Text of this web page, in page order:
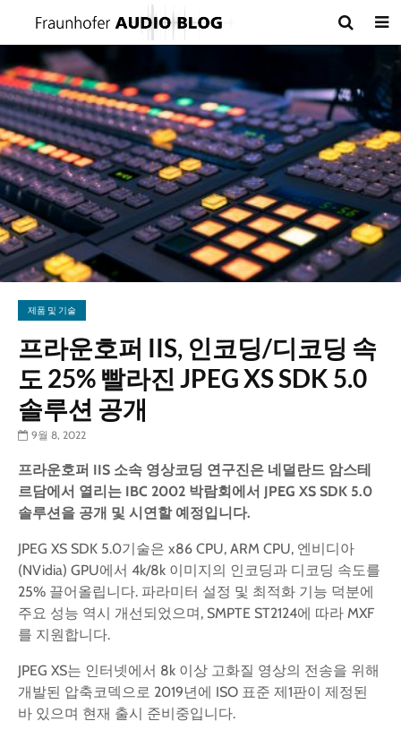
제품 및 기술
프라운호퍼 IIS, 인코딩/디코딩 속
도 25% 빨라진 JPEG XS SDK 5.0
솔루션 공개
9월 8, 2022
프라운호퍼 IIS 소속 영상코딩 연구진은 네덜란드 암스테
르담에서 열리는 IBC 2002 박람회에서 JPEG XS SDK 5.0
솔루션을 공개 및 시연할 예정입니다.
JPEG XS SDK 5.0기술은 x86 CPU, ARM CPU, 엔비디아
(NVidia) GPU에서 4k/8k 이미지의 인코딩과 디코딩 속도를
25% 끌어올립니다. 파라미터 설정 및 최적화 기능 덕분에
주요 성능 역시 개선되었으며, SMPTE ST2124에 따라 MXF
를 지원합니다.
JPEG XS는 인터넷에서 8k 이상 고화질 영상의 전송을 위해
개발된 압축코덱으로 2019년에 ISO 표준 제1판이 제정된
바 있으며 현재 출시 준비중입니다.